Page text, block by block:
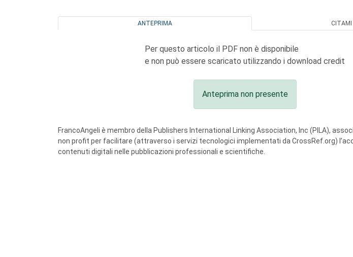
ANTEPRIMA CITAMI
Per questo articolo il PDF non è disponibile
e non può essere scaricato utilizzando i download credit
Anteprima non presente
FrancoAngeli è membro della Publishers International Linking Association, Inc (PILA),
non profit per facilitare (attraverso i servizi tecnologici implementati da CrossRef.org)
contenuti digitali nelle pubblicazioni professionali e scientifiche.